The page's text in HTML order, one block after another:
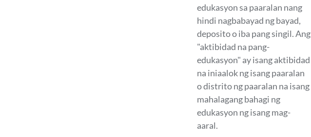
edukasyon sa paaralan nang
hindi nagbabayad ng bayad,
deposito o iba pang singil. Ang
"aktibidad na pang-
edukasyon" ay isang aktibidad
na iniaalok ng isang paaralan
o distrito ng paaralan na isang
mahalagang bahagi ng
edukasyon ng isang mag-
aaral.